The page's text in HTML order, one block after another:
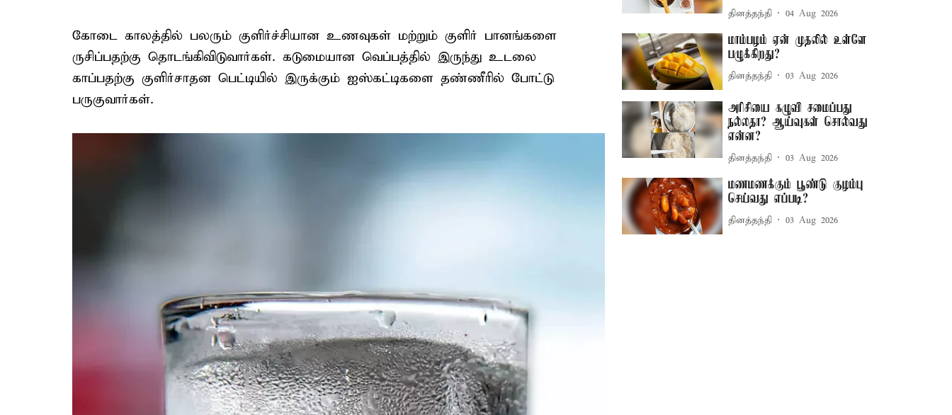
கோடை காலத்தில் பலரும் குளிர்ச்சியான உணவுகள் மற்றும் குளிர் பானங்களை
ருசிப்பதற்கு தொடங்கிவிடுவார்கள். கடுமையான வெப்பத்தில் இருந்து உடலை
காப்பதற்கு குளிர்சாதன பெட்டியில் இருக்கும் ஐஸ்கட்டிகளை தண்ணீரில் போட்டு
பருகுவார்கள்.
தினத்தந்தி 04 Aug 2026
மாம்பழம் ஏன் முதலில் உள்ளே
பழுக்கிறது?
தினத்தந்தி 03 Aug 2026
அரிசியை கழுவி சமைப்பது
நல்லதா? ஆய்வுகள் சொல்வது
என்ன?
தினத்தந்தி 03 Aug 2026
மணமணக்கும் பூண்டு குழம்பு
செய்வது எப்படி?
தினத்தந்தி 03 Aug 2026